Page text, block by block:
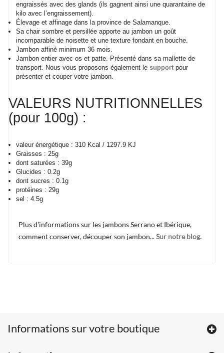
engraissés avec des glands (ils gagnent ainsi une quarantaine de
kilo avec l’engraissement).
Élevage et affinage dans la province de Salamanque.
Sa chair sombre et persillée apporte au jambon un goût
incomparable de noisette et une texture fondant en bouche.
Jambon affiné minimum 36 mois.
Jambon entier avec os et patte. Présenté dans sa mallette de
transport. Nous vous proposons également le support pour
présenter et couper votre jambon.
VALEURS NUTRITIONNELLES
(pour 100g) :
valeur énergétique : 310 Kcal / 1297.9 KJ
Graisses : 25g
dont saturées : 39g
Glucides : 0.2g
dont sucres : 0.1g
protéines : 29g
sel : 4.5g
Plus d'informations sur les jambons Serrano et Ibérique,
comment conserver, découper son jambon...Sur notre blog.
Informations sur votre boutique